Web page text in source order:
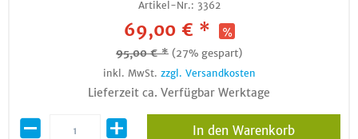
Artikel-Nr.: 3362
69,00 € *
95,00 € * (27% gespart)
inkl. MwSt. zzgl. Versandkosten
Lieferzeit ca. Verfügbar Werktage
In den Warenkorb